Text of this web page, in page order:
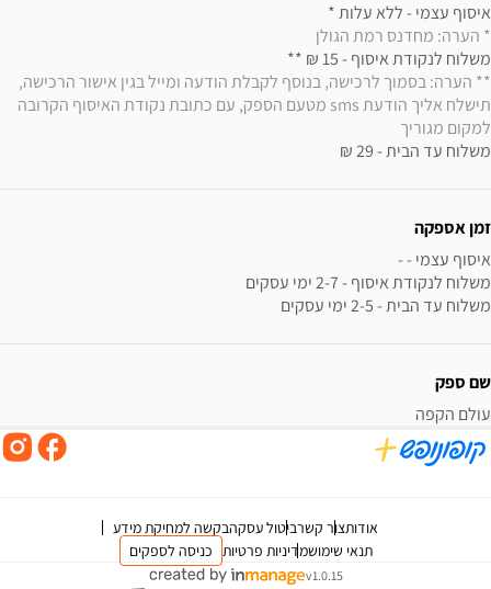
איסוף עצמי - ללא עלות *
* הערה: מחדנס רמת הגולן
משלוח לנקודת איסוף - 15 ₪ **
למקום מגוריך
משלוח עד הבית - 29 ₪
זמן אספקה
משלוח עד הבית - 2-5 ימי עסקים
שם ספק
עולם הקפה
אודותצור קשרביטול עסקהבקשה למחיקת מידע
תנאי שימושמדיניות פרטיות כניסה לספקים
v1.0.15